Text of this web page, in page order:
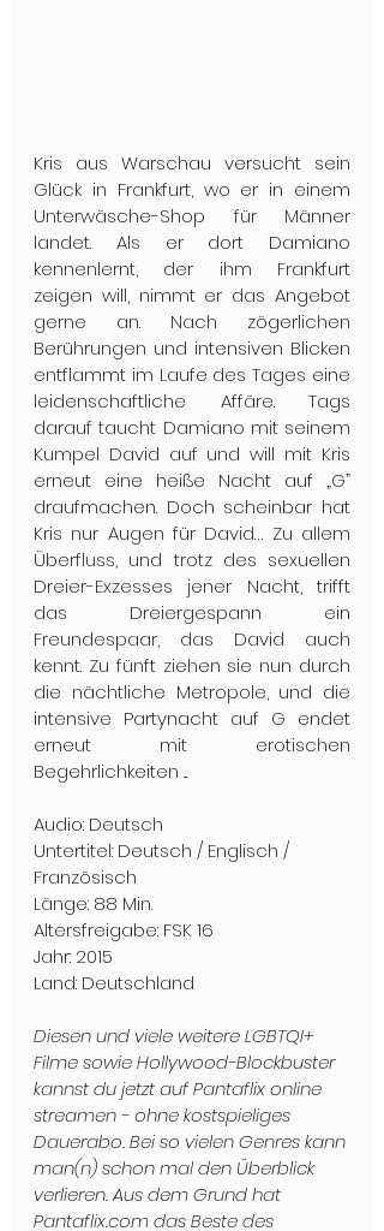
Kris aus Warschau versucht sein
Glück in Frankfurt, wo er in einem
Unterwäsche-Shop für Männer
landet. Als er dort Damiano
kennenlernt, der ihm Frankfurt
zeigen will, nimmt er das Angebot
gerne an. Nach zögerlichen
Berührungen und intensiven Blicken
entflammt im Laufe des Tages eine
leidenschaftliche Affäre. Tags
darauf taucht Damiano mit seinem
Kumpel David auf und will mit Kris
erneut eine heiße Nacht auf „G”
draufmachen. Doch scheinbar hat
Kris nur Augen für David… Zu allem
Überfluss, und trotz des sexuellen
Dreier-Exzesses jener Nacht, trifft
das Dreiergespann ein
Freundespaar, das David auch
kennt. Zu fünft ziehen sie nun durch
die nächtliche Metropole, und die
intensive Partynacht auf G endet
erneut mit erotischen
Begehrlichkeiten ...
Audio: Deutsch
Untertitel: Deutsch / Englisch /
Französisch
Länge: 88 Min.
Altersfreigabe: FSK 16
Jahr: 2015
Land: Deutschland
Diesen und viele weitere LGBTQI+
Filme sowie Hollywood-Blockbuster
kannst du jetzt auf Pantaflix online
streamen - ohne kostspieliges
Dauerabo. Bei so vielen Genres kann
man(n) schon mal den Überblick
verlieren. Aus dem Grund hat
Pantaflix.com das Beste des